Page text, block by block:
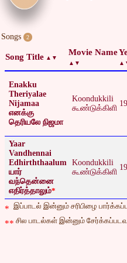
Songs 2
Song Title Movie Name
Enakku
Theriyalae
Nijamaa
எனக்கு
தெரியலே நிஜமா
Koondukkili
கூண்டுக்கிளி
Yaar
Vandhennai
Edhirththaalum
யார்
வந்தென்னை
எதிர்த்தாலும்*
Koondukkili
கூண்டுக்கிளி
* இப்பாடல் இன்னும் சரிபிழை
** சில பாடல்கள் இன்னும்